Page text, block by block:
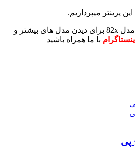
پرینتر میپردازیم.
برای دیدن مدل های بیشتر و
اینستاگرام با ما همراه باشید